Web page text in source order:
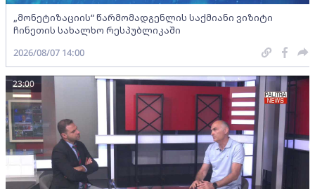
„მონეტიზაციის“ წარმომადგენლის საქმიანი ვიზიტი
ჩინეთის სახალხო რესპუბლიკაში
2026/08/07 14:00
23:00